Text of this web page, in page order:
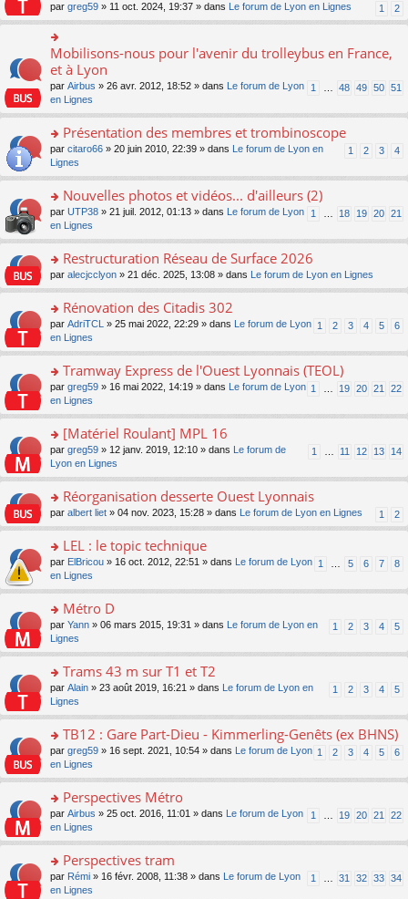
ult
er
le
m
e
s
s
e
n
o
n
lu
pl
s
ré
c
e
1 2
par greg59 » 11 oct. 2024, 19:37 » dans Le forum de Lyon en Lignes
o
n
ult
le
m
e
s
s
g
e
n
o
n
lu
u
s
ré
c
e
Mobilisons-nous pour l'avenir du trolleybus en France,
et à Lyon
1 48 49 50 51
par Airbus » 26 avr. 2012, 18:52 » dans
Le forum de Lyon
en Lignes
o
s
er
le
m
e
s
s
e
n
o
n
lu
pl
ré
c
nt
Présentation des membres et trombinoscope
1 2 3 4
par citaro66 » 20 juin 2010, 22:39 » dans
Le forum de Lyon en
Lignes
o
n
s
er
le
m
e
s
s
e
n
o
n
lu
pl
ré
c
e
Nouvelles photos et vidéos... d'ailleurs (2)
1 18 19 20 21
par UTP38 » 21 juil. 2012, 01:13 » dans
Le forum de Lyon
en Lignes
o
n
ult
er
le
m
e
s
s
e
n
o
n
lu
pl
s
ré
c
e
Restructuration Réseau de Surface 2026
par alecjcclyon » 21 déc. 2025, 13:08 » dans Le forum de Lyon en Lignes
o
n
s
er
le
m
e
s
s
a
n
o
n
lu
pl
ré
c
nt
Rénovation des Citadis 302
1 2 3 4 5 6
par AdriTCL » 25 mai 2022, 22:29 » dans
Le forum de Lyon
en Lignes
o
n
s
er
le
m
e
s
s
e
n
o
n
lu
pl
ré
c
nt
Tramway Express de l'Ouest Lyonnais (TEOL)
1 19 20 21 22
par greg59 » 16 mai 2022, 14:19 » dans
Le forum de Lyon
en Lignes
o
s
er
le
m
e
s
s
e
n
o
n
lu
pl
ré
c
e
nt
[Matériel Roulant] MPL 16
1 11 12 13 14
par greg59 » 12 janv. 2019, 12:10 » dans
Le forum de
Lyon en Lignes
o
n
ult
er
le
m
e
s
s
e
n
o
n
lu
pl
ré
c
e
nt
Réorganisation desserte Ouest Lyonnais
1 2
par albert liet » 04 nov. 2023, 15:28 » dans Le forum de Lyon en Lignes
o
n
s
er
le
m
e
s
s
a
n
o
n
lu
le
u
c
e
nt
LEL : le topic technique
1 5 6 7 8
par ElBricou » 16 oct. 2012, 22:51 » dans
Le forum de Lyon
en Lignes
o
s
er
le
m
e
s
s
a
n
o
n
lu
le
u
Métro D
1 2 3 4 5
par Yann » 06 mars 2015, 19:31 » dans
Le forum de Lyon en
Lignes
o
s
er
le
m
e
s
s
a
n
o
n
Trams 43 m sur T1 et T2
1 2 3 4 5
par Alain » 23 août 2019, 16:21 » dans
Le forum de Lyon en
Lignes
o
n
s
er
le
m
e
s
s
a
TB12 : Gare Part-Dieu - Kimmerling-Genêts (ex BHNS)
1 2 3 4 5 6
par greg59 » 16 sept. 2021, 10:54 » dans
Le forum de Lyon
en Lignes
o
n
s
er
le
m
Perspectives Métro
1 19 20 21 22
par Airbus » 25 oct. 2016, 11:01 » dans
Le forum de Lyon
en Lignes
o
n
Perspectives tram
1 31 32 33 34
par Rémi » 16 févr. 2008, 11:38 » dans
Le forum de Lyon
en Lignes